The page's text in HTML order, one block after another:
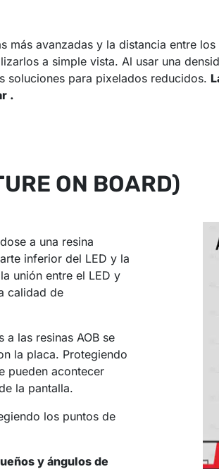
más avanzadas y la distancia entre
a simple vista. Al usar una
soluciones para pixelados reducidos.
.
ON BOARD)
a una resina
inferior del LED y la
unión entre el LED y
calidad de
a las resinas AOB se
la placa. Protegiendo
pueden acontecer
la pantalla.
los puntos de
y ángulos de